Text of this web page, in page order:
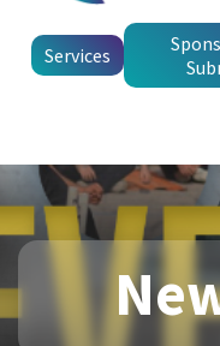
Services